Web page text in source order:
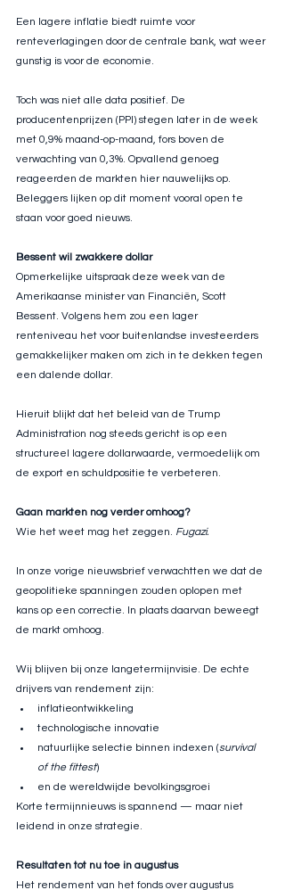
Een lagere inflatie biedt ruimte voor
renteverlagingen door de centrale bank, wat weer
gunstig is voor de economie.
Toch was niet alle data positief. De
producentenprijzen (PPI) stegen later in de week
met 0,9% maand-op-maand, fors boven de
verwachting van 0,3%. Opvallend genoeg
reageerden de markten hier nauwelijks op.
Beleggers lijken op dit moment vooral open te
staan voor goed nieuws.
Bessent wil zwakkere dollar
Opmerkelijke uitspraak deze week van de
Amerikaanse minister van Financiën, Scott
Bessent. Volgens hem zou een lager
renteniveau het voor buitenlandse investeerders
gemakkelijker maken om zich in te dekken tegen
een dalende dollar.
Hieruit blijkt dat het beleid van de Trump
Administration nog steeds gericht is op een
structureel lagere dollarwaarde, vermoedelijk om
de export en schuldpositie te verbeteren.
Gaan markten nog verder omhoog?
Wie het weet mag het zeggen. Fugazi.
In onze vorige nieuwsbrief verwachtten we dat de
geopolitieke spanningen zouden oplopen met
kans op een correctie. In plaats daarvan beweegt
de markt omhoog.
Wij blijven bij onze langetermijnvisie. De echte
drijvers van rendement zijn:
inflatieontwikkeling
technologische innovatie
natuurlijke selectie binnen indexen (survival
of the fittest)
en de wereldwijde bevolkingsgroei
Korte termijnnieuws is spannend — maar niet
leidend in onze strategie.
Resultaten tot nu toe in augustus
Het rendement van het fonds over augustus